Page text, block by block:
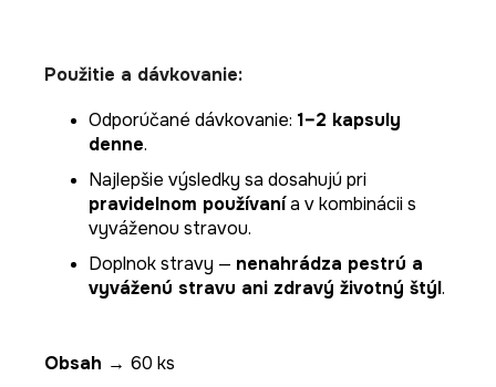
Použitie a dávkovanie:
Odporúčané dávkovanie: 1–2 kapsuly
denne.
Najlepšie výsledky sa dosahujú pri
pravidelnom používanía v kombinácii s
vyváženou stravou.
Doplnok stravy — nenahrádza pestrú a
vyváženú stravu ani zdravý životný štýl.
Obsah → 60 ks